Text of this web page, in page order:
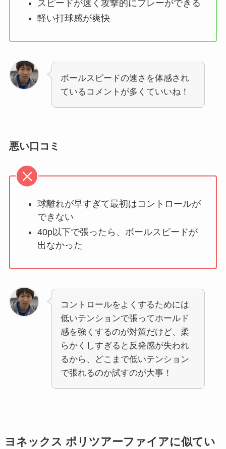
スピードが速く攻撃的にプレーができる
軽い打球感が爽快
ボールスピードの速さを体感され
ているコメントが多くていいね！
悪い口コミ
球離れが早すぎて最初はコントロールが
できない
40p以下で張ったら、ボールスピードが
出なかった
コントロールをよくするためには
低いテンションで張ってホールド
感を強くするのが対策だけど、柔
らかくしすぎると反発感が失われ
るから、どこまで低いテンション
で張れるのか試すのが大事！
ヨネックス ポリツアーファイアに似てい